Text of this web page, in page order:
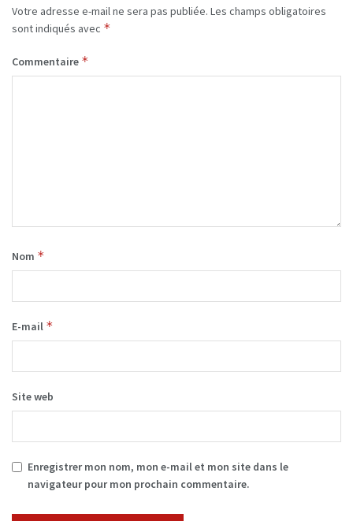
Votre adresse e-mail ne sera pas publiée. Les champs obligatoires
sont indiqués avec *
Commentaire *
Nom *
E-mail *
Site web
Enregistrer mon nom, mon e-mail et mon site dans le
navigateur pour mon prochain commentaire.